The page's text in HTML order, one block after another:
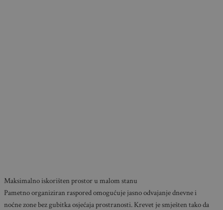
Maksimalno iskorišten prostor u malom stanu
Pametno organiziran raspored omogućuje jasno odvajanje dnevne i
noćne zone bez gubitka osjećaja prostranosti. Krevet je smješten tako da